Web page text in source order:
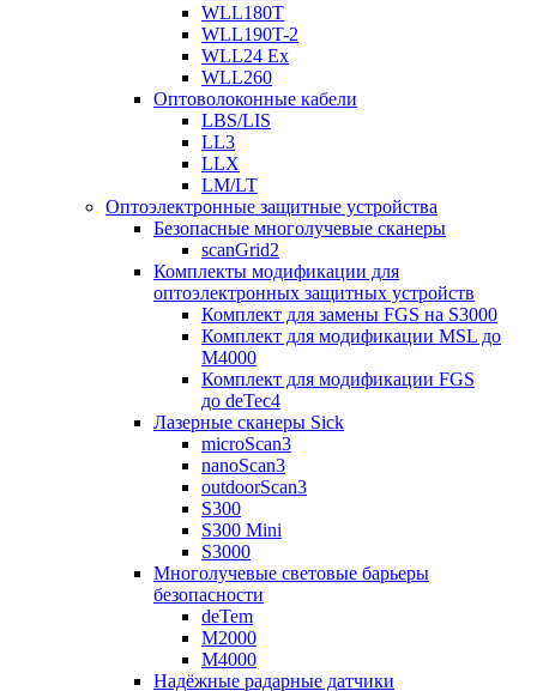
WLL180T
WLL190T-2
WLL24 Ex
WLL260
Оптоволоконные кабели
LBS/LIS
LL3
LLX
LM/LT
Оптоэлектронные защитные устройства
Безопасные многолучевые сканеры
scanGrid2
Комплекты модификации для
оптоэлектронных защитных устройств
Комплект для замены FGS на S3000
Комплект для модификации MSL до
M4000
Комплект для модификации FGS
до deTec4
Лазерные сканеры Sick
microScan3
nanoScan3
outdoorScan3
S300
S300 Mini
S3000
Многолучевые световые барьеры
безопасности
deTem
M2000
M4000
Надёжные радарные датчики